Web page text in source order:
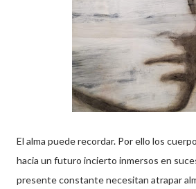
El alma puede recordar. Por ello los
hacia un futuro incierto inmersos en
presente constante necesitan atrapar